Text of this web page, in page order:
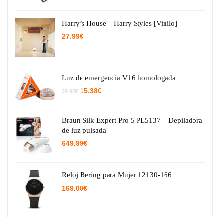
Harry’s House – Harry Styles [Vinilo]
27.99€
Luz de emergencia V16 homologada
29.95€ El
29.95€.
15.38€El
15.38€.
Braun Silk Expert Pro 5 PL5137 – Depiladora
de luz pulsada
649.99€
Reloj Bering para Mujer 12130-166
169.00€